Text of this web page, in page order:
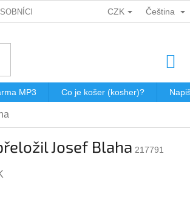
ÚDAJŮ DÁRKOVÉ KUPONY
CZK Čeština
MP3 Co je košer (kosher)?
Josef Blaha 217791